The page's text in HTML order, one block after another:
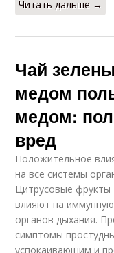
Читать дальше →
Чай
медом
медом:
вред
Положительное
на все системы
Цитрусовые фрукты
влияют на
органов дыхания.
симптомы
успокаивающим и